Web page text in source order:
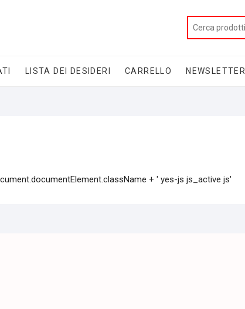
LISTA DEI DESIDERI CARRELLO NEWSLETTER
+ ' yes-js js_active js'